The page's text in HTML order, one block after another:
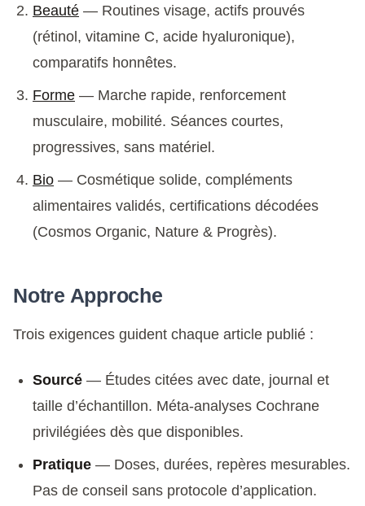
Beauté — Routines visage, actifs prouvés
(rétinol, vitamine C, acide hyaluronique),
comparatifs honnêtes.
Forme — Marche rapide, renforcement
musculaire, mobilité. Séances courtes,
progressives, sans matériel.
Bio — Cosmétique solide, compléments
alimentaires validés, certifications décodées
(Cosmos Organic, Nature & Progrès).
Notre Approche
Trois exigences guident chaque article publié :
Sourcé — Études citées avec date, journal et
taille d’échantillon. Méta-analyses Cochrane
privilégiées dès que disponibles.
Pratique — Doses, durées, repères mesurables.
Pas de conseil sans protocole d’application.